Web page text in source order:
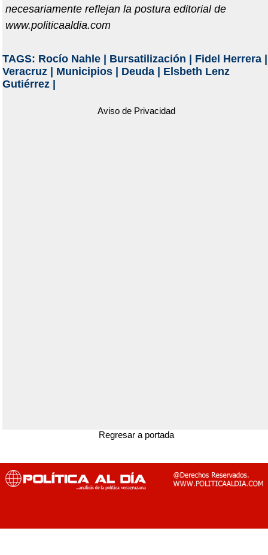
necesariamente reflejan la postura editorial de
www.politicaaldia.com
TAGS: Rocío Nahle| Bursatilización Fidel Herrera|
Veracruz| Municipios| Deuda| Elsbeth Lenz
Gutiérrez|
Aviso de Privacidad
Regresar a portada